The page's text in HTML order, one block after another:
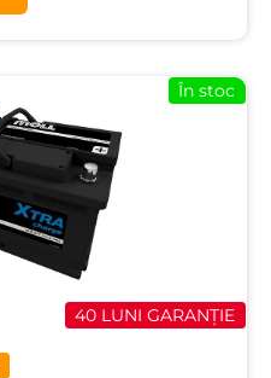
40 LUNI GARANȚIE
În stoc